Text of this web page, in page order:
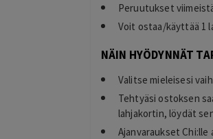
Peruutukset
Voit ostaa/käyttää 1
NÄIN HYÖDYNNÄT
Valitse mieleisesi
Tehtyäsi ostoksen
lahjakortin, löydät
Ajanvaraukset